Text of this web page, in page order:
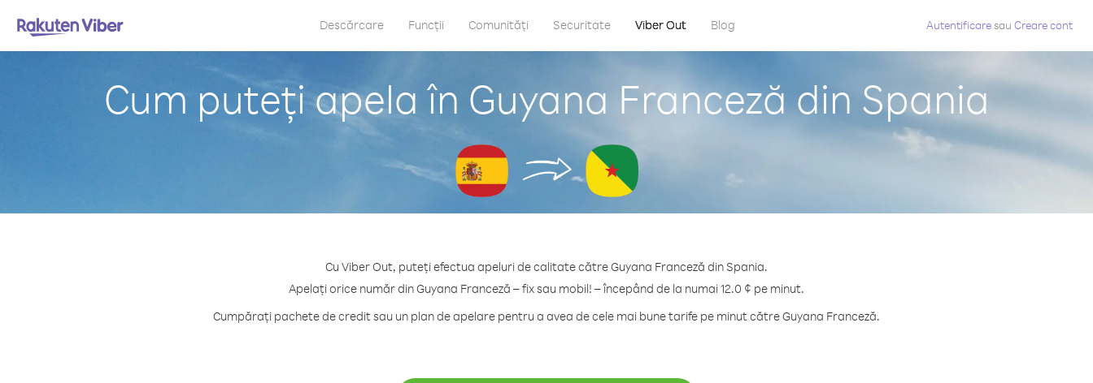
Descărcare Funcții Comunități Securitate Viber Out Blog Autentificaresau Creare cont
Cum puteți apela în Guyana Franceză din Spania
Cu Viber Out, puteți efectua apeluri de calitate către Guyana Franceză din Spania.
Apelați orice număr din Guyana Franceză – fix sau mobil! – începând de la numai 12.0 ¢ pe minut.
Cumpărați pachete de credit sau un plan de apelare pentru a avea de cele mai bune tarife pe minut către Guyana Franceză.